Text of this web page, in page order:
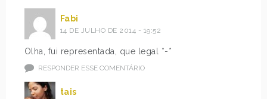
Fabi
14 DE JULHO DE 2014 - 19:52
Olha, fui representada, que legal *-*
RESPONDER ESSE COMENTÁRIO
tais